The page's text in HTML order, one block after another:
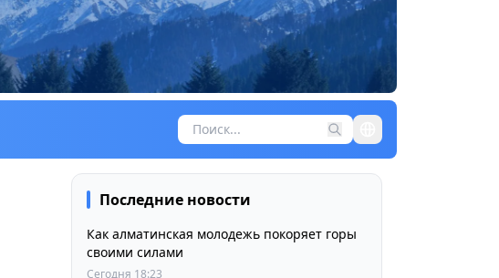
Последние новости
Как алматинская молодежь покоряет горы
своими силами
Сегодня 18:23